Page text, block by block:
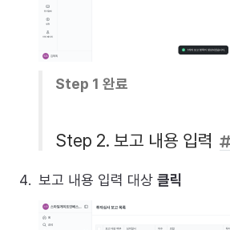
Step 1 완료
Step 2. 보고 내용 입력
보고 내용 입력 대상 클릭